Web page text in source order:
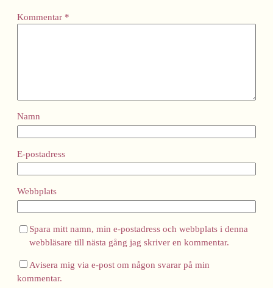
Kommentar *
Namn
E-postadress
Webbplats
Spara mitt namn, min e-postadress och webbplats i denna
webbläsare till nästa gång jag skriver en kommentar.
Avisera mig via e-post om någon svarar på min
kommentar.